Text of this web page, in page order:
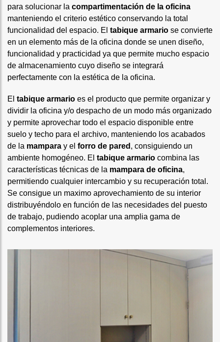
para solucionar la compartimentación de la oficina
manteniendo el criterio estético conservando la total
funcionalidad del espacio. El tabique armario se convierte
en un elemento más de la oficina donde se unen diseño,
funcionalidad y practicidad ya que permite mucho espacio
de almacenamiento cuyo diseño se integrará
perfectamente con la estética de la oficina.
El tabique armario es el producto que permite organizar y
dividir la oficina y/o despacho de un modo más organizado
y permite aprovechar todo el espacio disponible entre
suelo y techo para el archivo, manteniendo los acabados
de la mampara y el forro de pared , consiguiendo un
ambiente homogéneo. El tabique armario combina las
características técnicas de la mampara de oficina,
permitiendo cualquier intercambio y su recuperación total.
Se consigue un maximo aprovechamiento de su interior
distribuyéndolo en función de las necesidades del puesto
de trabajo, pudiendo acoplar una amplia gama de
complementos interiores.